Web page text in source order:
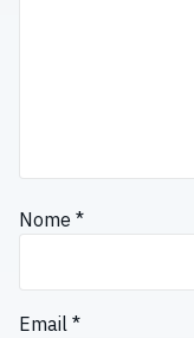
Nome *
Email *